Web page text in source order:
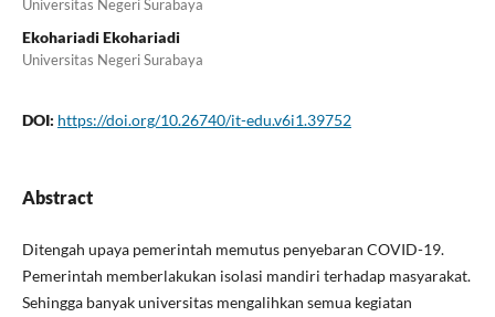
Universitas Negeri Surabaya
Ekohariadi Ekohariadi
Universitas Negeri Surabaya
DOI: https://doi.org/10.26740/it-edu.v6i1.39752
Abstract
Ditengah upaya pemerintah memutus penyebaran COVID-19.
Pemerintah memberlakukan isolasi mandiri terhadap masyarakat.
Sehingga banyak universitas mengalihkan semua kegiatan